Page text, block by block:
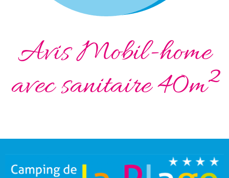
Avis Mobil-home
avec sanitaire 40m²